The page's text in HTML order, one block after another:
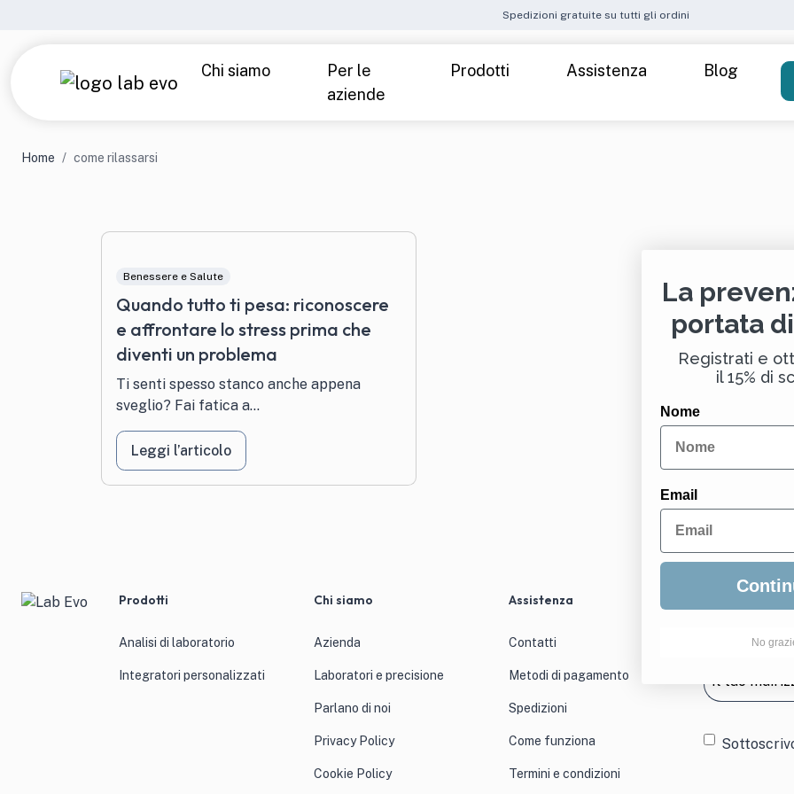
Spedizioni gratuite su tutti gli ordini
Chi siamo
Azienda
Parlano di noi
Per le
aziende
Prodotti
Under 40 Tiroide
Intolleranze alimentari Check up stress
Tutti i prodotti
Assistenza Blog
Home come rilassarsi
Benessere e Salute
Quando tutto ti pesa: riconoscere
e affrontare lo stress prima che
diventi un problema
Ti senti spesso stanco anche appena
sveglio? Fai fatica a...
Leggi l’articolo
Prodotti
Analisi di laboratorio
Integratori personalizzati
Chi siamo
Azienda
Laboratori e precisione
Parlano di noi
Privacy Policy
Cookie Policy
Assistenza
Contatti
Metodi di pagamento
Spedizioni
Come funziona
Termini e condizioni
Iscriviti per
La
portata
Registrati e
il 15% di
Nome
Email
No